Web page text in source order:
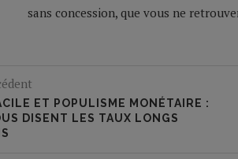
sans concession, que vous ne
ET POPULISME MONÉTAIRE :
DISENT LES TAUX LONGS